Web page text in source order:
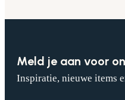
Meld je aan voor
Inspiratie, nieuwe items